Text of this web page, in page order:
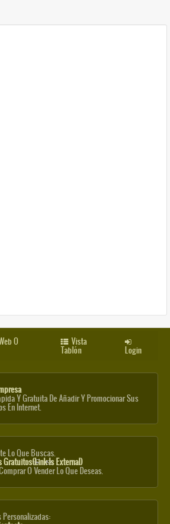
O Vista
Tablón Login
Y Gratuita De Añadir Y Promocionar Sus
En Internet.
Lo Que Buscas.
Gratuitos(link Is External)
O Vender Lo Que Deseas.